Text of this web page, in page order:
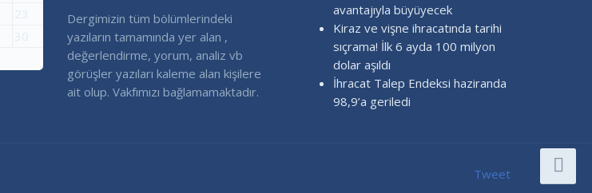
23
30
Dergimizin tüm bölümlerindeki
yazıların tamamında yer alan ,
değerlendirme, yorum, analiz vb
görüşler yazıları kaleme alan kişilere
ait olup. Vakfımızı bağlamamaktadır.
avantajıyla büyüyecek
Kiraz ve vişne ihracatında tarihi
sıçrama! İlk 6 ayda 100 milyon
dolar aşıldı
İhracat Talep Endeksi haziranda
98,9’a geriledi
Tweet